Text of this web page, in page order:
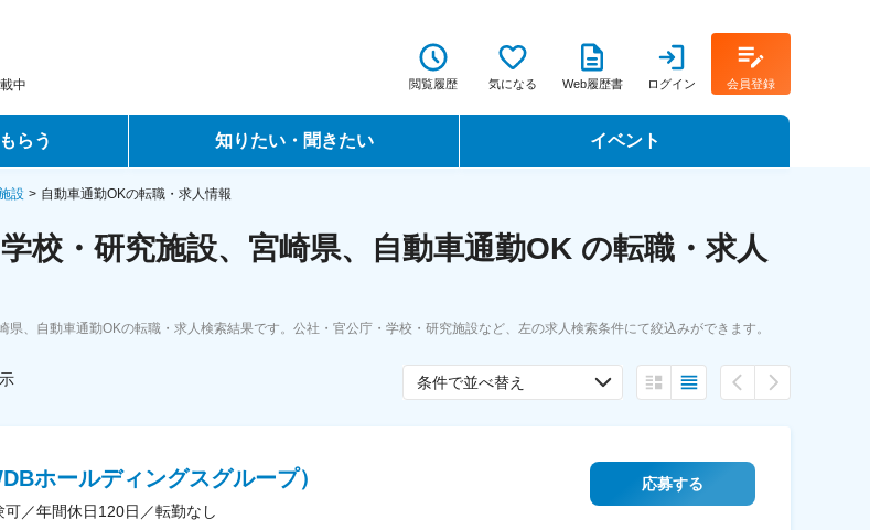
中 閲覧履歴 気になる Web履歴書 ログイン 会員登録
らう
ビス
知りたい・聞きたい
転職ノウハウ
データで見る転職
イベント
転職フェア
設 自動車通勤OKの転職・求人情報
校・研究施設、宮崎県、自動車通勤OK の転職・求人
県、自動車通勤OKの転職・求人検索結果です。公社・官公庁・学校・研究施設など、左の求人検索条件にて絞込みができます。
条件で並べ替え
ホールディングスグループ）
／年間休日120日／転勤なし
応募する